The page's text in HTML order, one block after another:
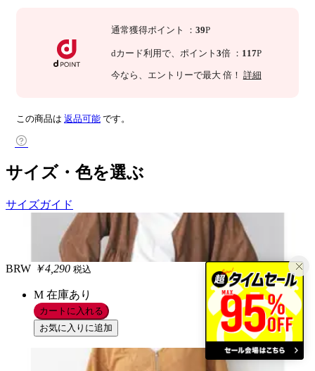
通常獲得ポイント ： 39P
dカード利用で、 ポイント 3倍 ： 117P
今なら 、エントリーで最大 倍！ 詳細
この商品は 返品可能 です。
サイズ・色を選ぶ
サイズガイド
BRW ￥4,290 税込
M 在庫あり
カートに入れる
お気に入りに追加